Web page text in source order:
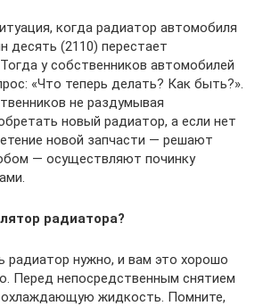
когда радиатор автомобиля
десять (2110) перестает
у собственников автомобилей
«Что теперь делать? Как быть?».
не раздумывая
новый радиатор, а если нет
новой запчасти — решают
— осуществляют починку
радиатора?
радиатор нужно, и вам это хорошо
Перед непосредственным снятием
охлаждающую жидкость. Помните,